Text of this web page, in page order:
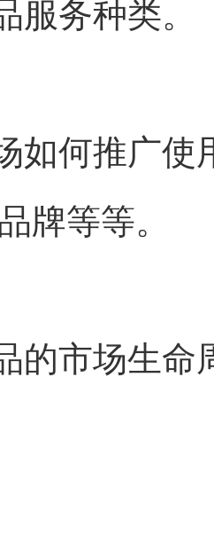
服务种类。
如何推广使
牌等等。
的市场生命